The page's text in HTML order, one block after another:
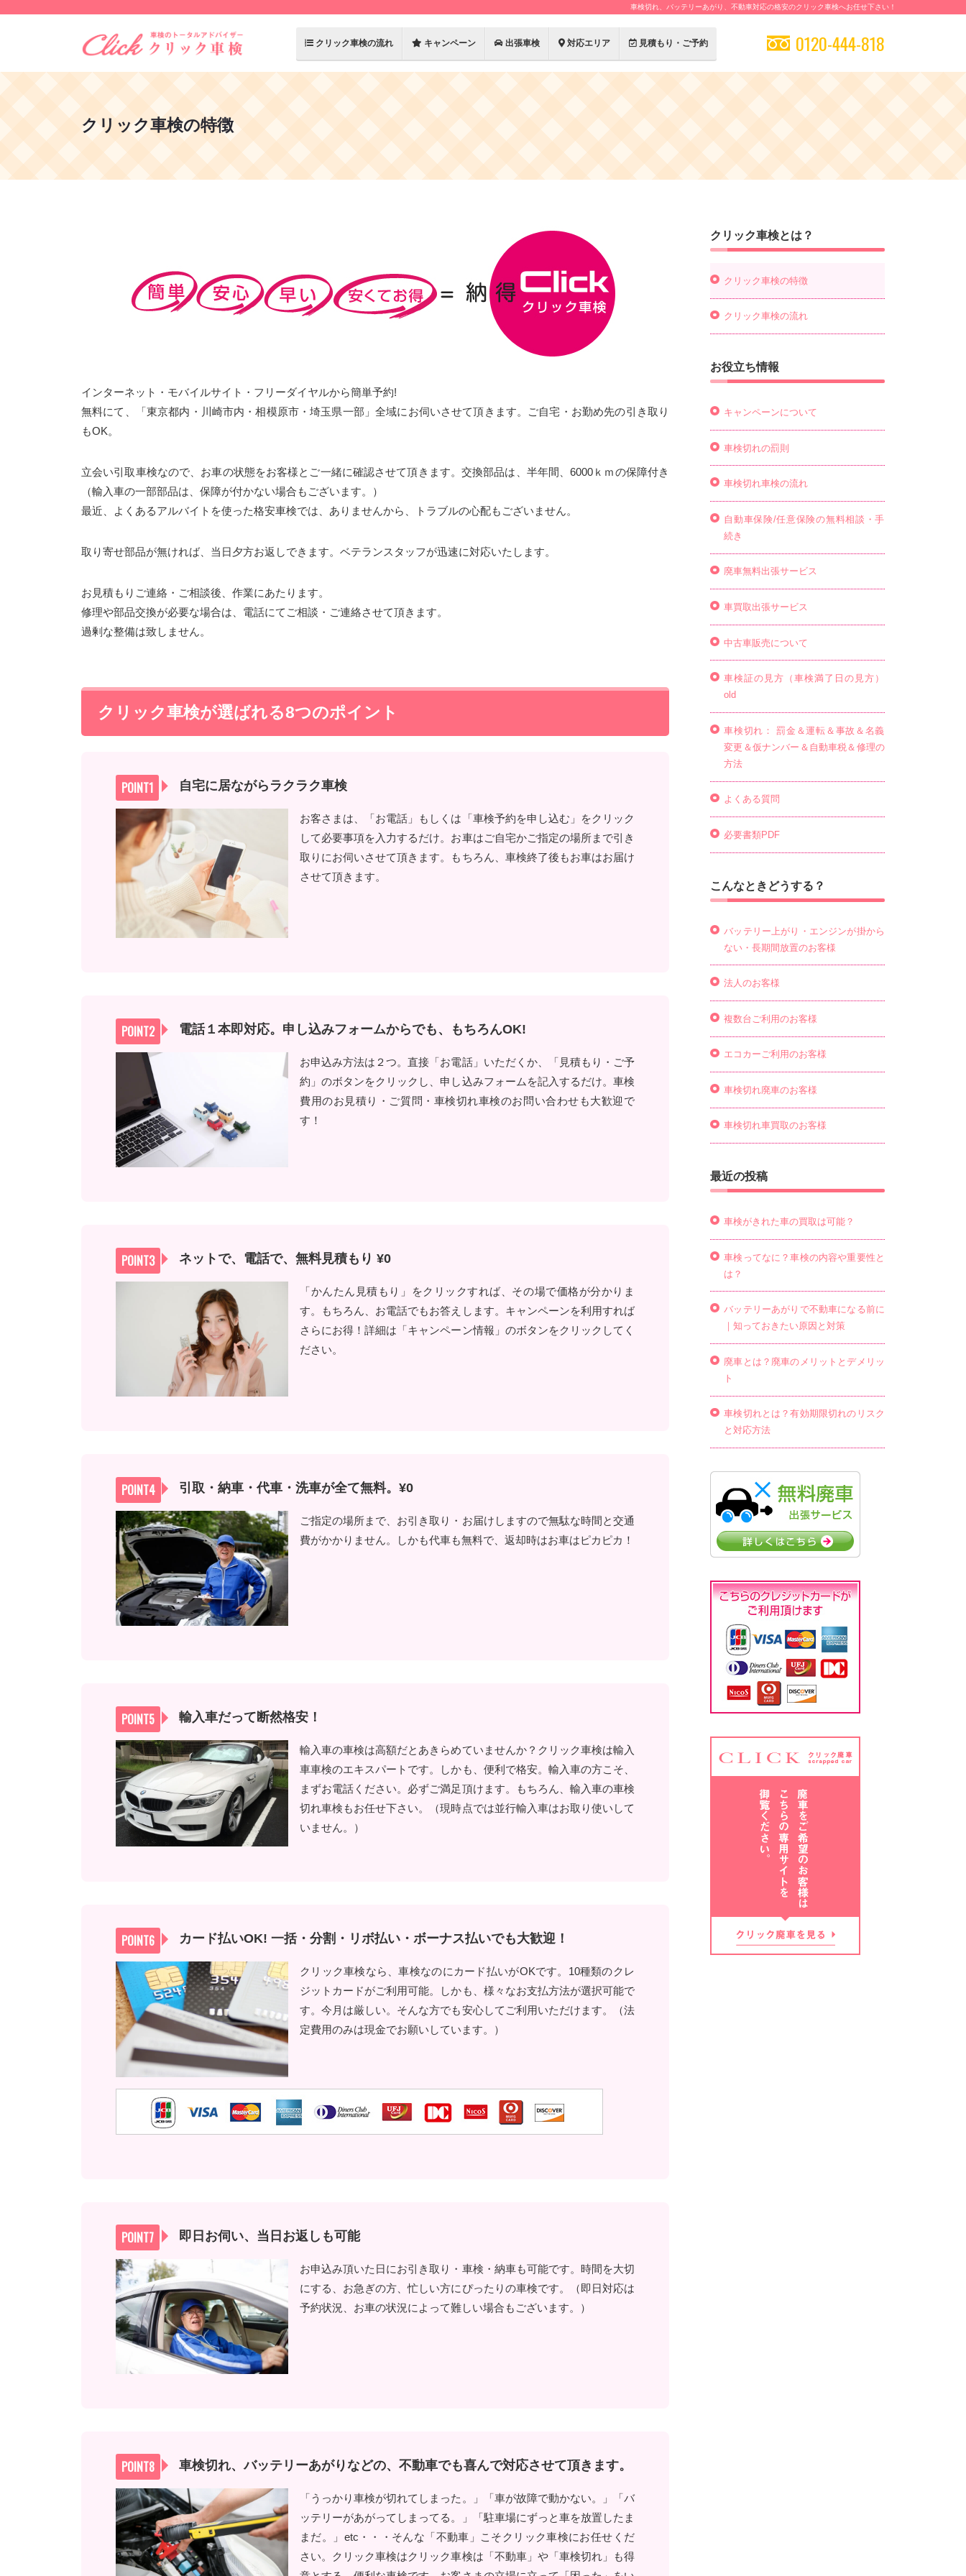
車検切れ、バッテリーあがり、不動車対応の格安のクリック車検へお任せ下さい！
クリック車検の流れ キャンペーン 出張車検 対応エリア 見積もり・ご予約 0120-444-818
クリック車検の特徴
インターネット・モバイルサイト・フリーダイヤルから簡単予約!
無料にて、「東京都内・川崎市内・相模原市・埼玉県一部」全域にお伺いさせて頂きます。ご自宅・お勤め先の引き取り
もOK。
立会い引取車検なので、お車の状態をお客様とご一緒に確認させて頂きます。交換部品は、半年間、6000ｋｍの保障付き
（輸入車の一部部品は、保障が付かない場合もございます。）
最近、よくあるアルバイトを使った格安車検では、ありませんから、トラブルの心配もございません。
取り寄せ部品が無ければ、当日夕方お返しできます。ベテランスタッフが迅速に対応いたします。
お見積もりご連絡・ご相談後、作業にあたります。
修理や部品交換が必要な場合は、電話にてご相談・ご連絡させて頂きます。
過剰な整備は致しません。
クリック車検が選ばれる8つのポイント
自宅に居ながらラクラク車検
お客さまは、「お電話」もしくは「車検予約を申し込む」をクリック
して必要事項を入力するだけ。お車はご自宅かご指定の場所まで引き
取りにお伺いさせて頂きます。もちろん、車検終了後もお車はお届け
させて頂きます。
電話１本即対応。申し込みフォームからでも、もちろんOK!
お申込み方法は２つ。直接「お電話」いただくか、「見積もり・ご予
約」のボタンをクリックし、申し込みフォームを記入するだけ。車検
費用のお見積り・ご質問・車検切れ車検のお問い合わせも大歓迎で
す！
ネットで、電話で、無料見積もり ¥0
「かんたん見積もり」をクリックすれば、その場で価格が分かりま
す。もちろん、お電話でもお答えします。キャンペーンを利用すれば
さらにお得！詳細は「キャンペーン情報」のボタンをクリックしてく
ださい。
引取・納車・代車・洗車が全て無料。¥0
ご指定の場所まで、お引き取り・お届けしますので無駄な時間と交通
費がかかりません。しかも代車も無料で、返却時はお車はピカピカ！
輸入車だって断然格安！
輸入車の車検は高額だとあきらめていませんか？クリック車検は輸入
車車検のエキスパートです。しかも、便利で格安。輸入車の方こそ、
まずお電話ください。必ずご満足頂けます。もちろん、輸入車の車検
切れ車検もお任せ下さい。（現時点では並行輸入車はお取り使いして
いません。）
カード払いOK! 一括・分割・リボ払い・ボーナス払いでも大歓迎！
クリック車検なら、車検なのにカード払いがOKです。10種類のクレ
ジットカードがご利用可能。しかも、様々なお支払方法が選択可能で
す。今月は厳しい。そんな方でも安心してご利用いただけます。（法
定費用のみは現金でお願いしています。）
即日お伺い、当日お返しも可能
お申込み頂いた日にお引き取り・車検・納車も可能です。時間を大切
にする、お急ぎの方、忙しい方にぴったりの車検です。（即日対応は
予約状況、お車の状況によって難しい場合もございます。）
車検切れ、バッテリーあがりなどの、不動車でも喜んで対応させて頂きます。
「うっかり車検が切れてしまった。」「車が故障で動かない。」「バ
ッテリーがあがってしまってる。」「駐車場にずっと車を放置したま
まだ。」etc・・・そんな「不動車」こそクリック車検にお任せくだ
さい。クリック車検はクリック車検は「不動車」や「車検切れ」も得
クリック車検とは？
クリック車検の特徴
クリック車検の流れ
お役立ち情報
キャンペーンについて
車検切れの罰則
車検切れ車検の流れ
自動車保険/任意保険の無料相談・手
続き
廃車無料出張サービス
車買取出張サービス
中古車販売について
車検証の見方（車検満了日の見方）
old
車検切れ： 罰金＆運転＆事故＆名義
変更＆仮ナンバー＆自動車税＆修理の
方法
よくある質問
必要書類PDF
こんなときどうする？
バッテリー上がり・エンジンが掛から
ない・長期間放置のお客様
法人のお客様
複数台ご利用のお客様
エコカーご利用のお客様
車検切れ廃車のお客様
車検切れ車買取のお客様
最近の投稿
車検がきれた車の買取は可能？
車検ってなに？車検の内容や重要性と
は？
バッテリーあがりで不動車になる前に
｜知っておきたい原因と対策
廃車とは？廃車のメリットとデメリッ
ト
車検切れとは？有効期限切れのリスク
と対応方法